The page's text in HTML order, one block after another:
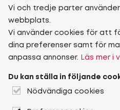
Vi och tredje parter
webbplats.
Vi använder cookies för att
dina preferenser samt för
anpassa annonser.
Läs mer i
Du kan ställa in följande
Nödvändiga cookies